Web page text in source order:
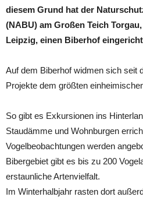
diesem Grund hat der
(NABU) am Großen Teich
Leipzig, einen Biberhof
Auf dem Biberhof widmen sich seit
Projekte dem größten
So gibt es Exkursionen ins
Staudämme und Wohnburgen
Vogelbeobachtungen werden
Bibergebiet gibt es bis zu 200
erstaunliche Artenvielfalt.
Im Winterhalbjahr rasten dort